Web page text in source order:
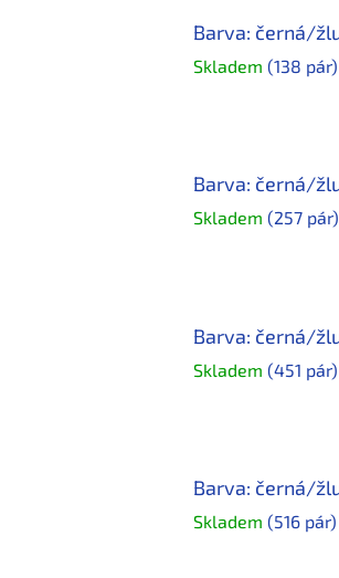
Barva: černá/
Skladem (138 pár)
Barva: černá/
Skladem (257 pár)
Barva: černá/
Skladem (451 pár)
Barva: černá/
Skladem (516 pár)